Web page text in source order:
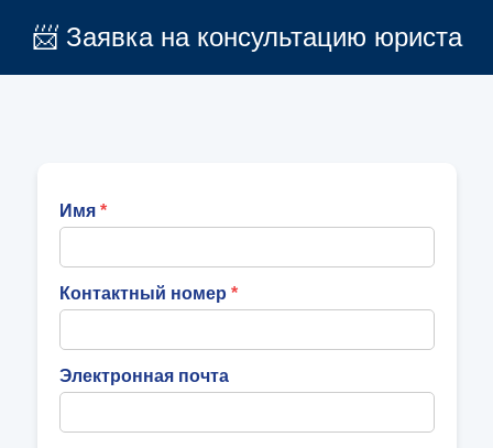
📨 Заявка на консультацию юриста
Имя
Контактный номер
Электронная почта